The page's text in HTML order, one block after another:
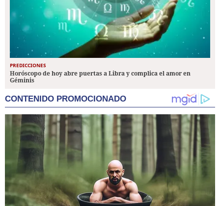
PREDICCIONES
Horóscopo de hoy abre puertas a Libra y complica el amor en
Géminis
CONTENIDO PROMOCIONADO